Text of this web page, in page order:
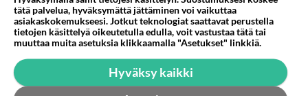
Madonna rikkoi seksitabuja ja
nautti - Paavi tuomitsi
tätä palvelua, hyväksymättä jättäminen voi vaikuttaa
asiakaskokemukseesi. Jotkut teknologiat saattavat perustella
tietojen käsittelyä oikeutetulla edulla, voit vastustaa tätä tai
muuttaa muita asetuksia klikkaamalla "Asetukset" linkkiä.
Hyväksy kaikki